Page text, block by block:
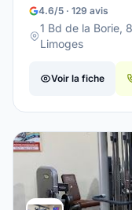
4.6/5 · 129 avis
1 Bd de la Borie,
Limoges
Voir la fiche